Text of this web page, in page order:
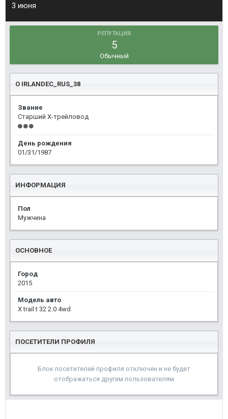
3 июня
РЕПУТАЦИЯ
5
Обычный
О IRLANDEC_RUS_38
Звание
Старший Х-трейловод
День рождения
01/31/1987
ИНФОРМАЦИЯ
Пол
Мужчина
ОСНОВНОЕ
Город
2015
Модель авто
X trail t 32 2.0 4wd
ПОСЕТИТЕЛИ ПРОФИЛЯ
Блок посетителей профиля отключен и не будет
отображаться другим пользователям